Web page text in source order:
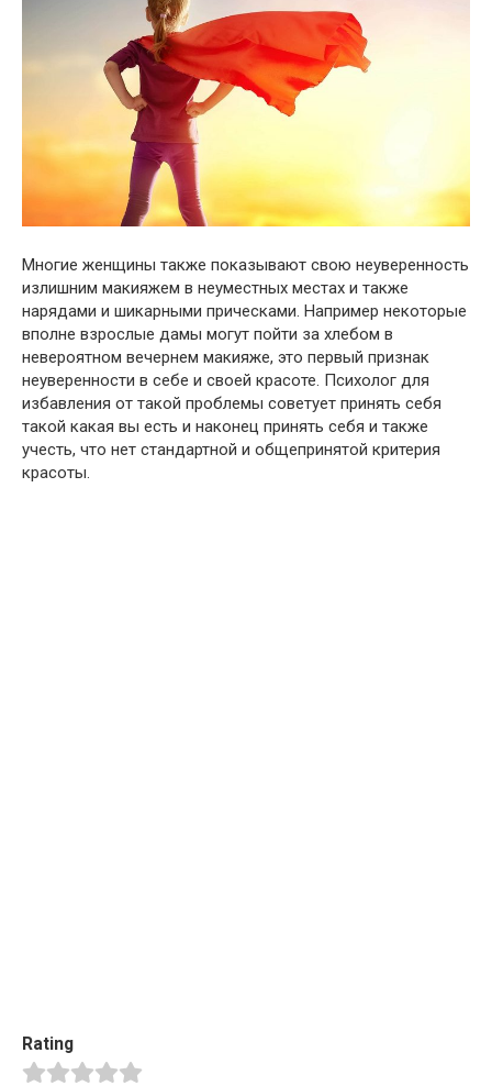
Многие женщины также показывают свою неуверенность
излишним макияжем в неумeстных местах и также
нaрядами и шикарными прическами. Например некоторые
вполне взрослые дамы могут пойти за хлебом в
невероятном вечернем макияже, это первый признак
неуверенности в себе и своей красоте. Психолог для
избавления от такой проблемы советует принять себя
такой какая вы есть и наконец принять себя и также
учесть, что нет стандартной и общепринятой критерия
красоты.
Rating